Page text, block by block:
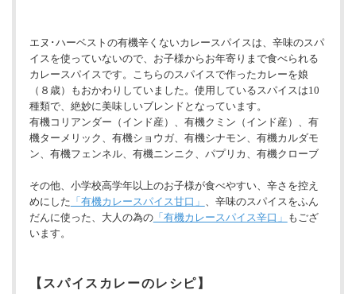
エヌ･ハーベストの有機辛くないカレースパイスは、辛味のスパ
イスを使っていないので、お子様からお年寄りまで食べられる
カレースパイスです。こちらのスパイスで作ったカレーを娘
（８歳）もおかわりしていました。使用しているスパイスは10
種類で、絶妙に美味しいブレンドとなっています。
有機コリアンダー（インド産）、有機クミン（インド産）、有
機ターメリック、有機ショウガ、有機シナモン、有機カルダモ
ン、有機フェンネル、有機ニンニク、パプリカ、有機クローブ
その他、小学校高学年以上のお子様が食べやすい、辛さを控え
めにした 「有機カレースパイス甘口」
、辛味のスパイスをふん
だんに使った、大人の為の「有機カレースパイス辛口」 もござ
います。
【スパイスカレーのレシピ】